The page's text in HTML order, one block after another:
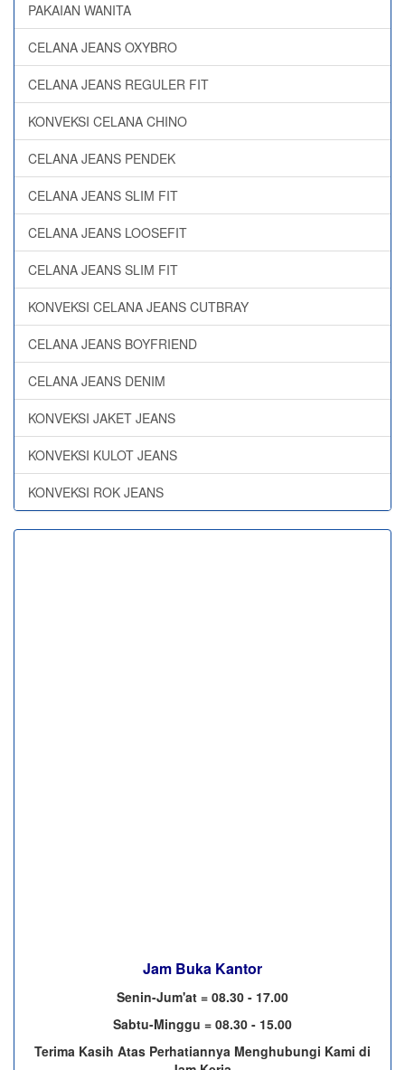
PAKAIAN WANITA
CELANA JEANS OXYBRO
CELANA JEANS REGULER FIT
KONVEKSI CELANA CHINO
CELANA JEANS PENDEK
CELANA JEANS SLIM FIT
CELANA JEANS LOOSEFIT
CELANA JEANS SLIM FIT
KONVEKSI CELANA JEANS CUTBRAY
CELANA JEANS BOYFRIEND
CELANA JEANS DENIM
KONVEKSI JAKET JEANS
KONVEKSI KULOT JEANS
KONVEKSI ROK JEANS
Jam Buka Kantor
Senin-Jum'at = 08.30 - 17.00
Sabtu-Minggu = 08.30 - 15.00
Terima Kasih Atas Perhatiannya Menghubungi Kami di